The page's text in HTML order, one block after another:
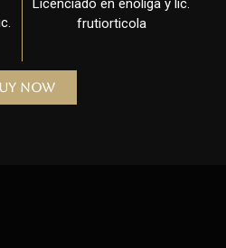
Licenciado en enoliga y lic.
frutiorticola
Now